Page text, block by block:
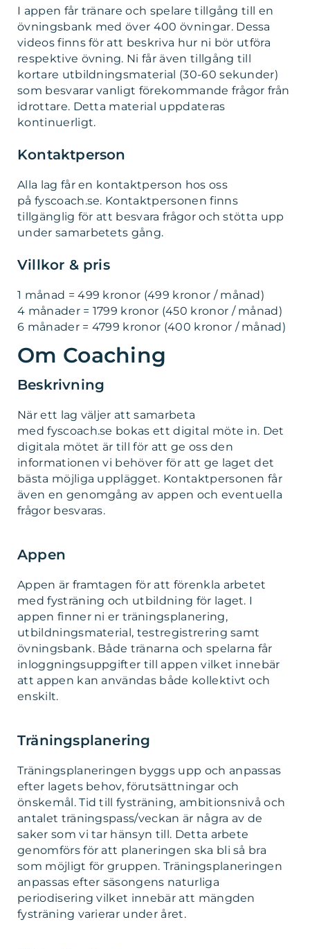
I appen får tränare och spelare tillgång till en
övningsbank med över 400 övningar. Dessa
videos finns för att beskriva hur ni bör utföra
respektive övning. Ni får även tillgång till
kortare utbildningsmaterial (30-60 sekunder)
som besvarar vanligt förekommande frågor från
idrottare. Detta material uppdateras
kontinuerligt.
Kontaktperson
Alla lag får en kontaktperson hos oss
på fyscoach.se. Kontaktpersonen finns
tillgänglig för att besvara frågor och stötta upp
under samarbetets gång.
Villkor & pris
1 månad = 499 kronor (499 kronor / månad)
4 månader = 1799 kronor (450 kronor / månad)
6 månader = 4799 kronor (400 kronor / månad)
Om Coaching
Beskrivning
När ett lag väljer att samarbeta
med fyscoach.se bokas ett digital möte in. Det
digitala mötet är till för att ge oss den
informationen vi behöver för att ge laget det
bästa möjliga upplägget. Kontaktpersonen får
även en genomgång av appen och eventuella
frågor besvaras.
Appen
Appen är framtagen för att förenkla arbetet
med fysträning och utbildning för laget. I
appen finner ni er träningsplanering,
utbildningsmaterial, testregistrering samt
övningsbank. Både tränarna och spelarna får
inloggningsuppgifter till appen vilket innebär
att appen kan användas både kollektivt och
enskilt.
Träningsplanering
Träningsplaneringen byggs upp och anpassas
efter lagets behov, förutsättningar och
önskemål. Tid till fysträning, ambitionsnivå och
antalet träningspass/veckan är några av de
saker som vi tar hänsyn till. Detta arbete
genomförs för att planeringen ska bli så bra
som möjligt för gruppen. Träningsplaneringen
anpassas efter säsongens naturliga
periodisering vilket innebär att mängden
fysträning varierar under året.